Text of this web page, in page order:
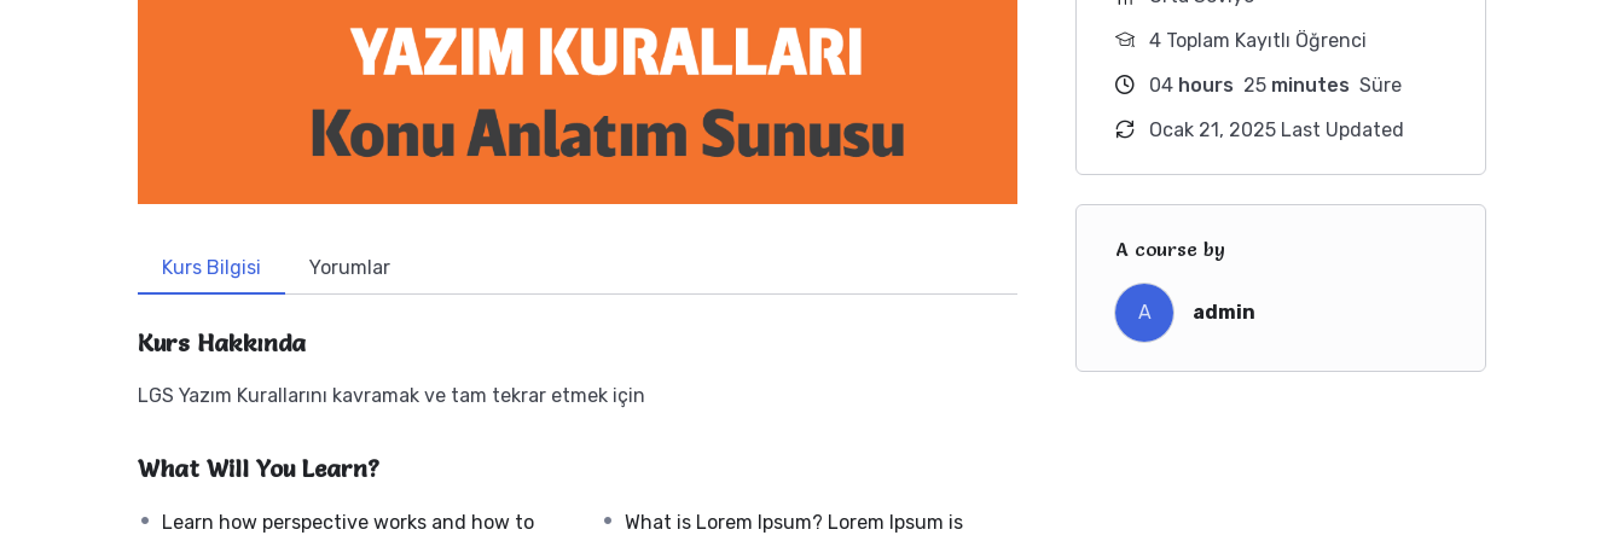
Kurs Bilgisi Yorumlar
Kurs Hakkında
LGS Yazım Kurallarını kavramak ve tam tekrar etmek için
What Will You Learn?
Learn how perspective works and how to
What is Lorem Ipsum? Lorem Ipsum is
4 Toplam Kayıtlı Öğrenci
04 hours 25 minutes Süre
Ocak 21, 2025 Last Updated
A course by
A admin